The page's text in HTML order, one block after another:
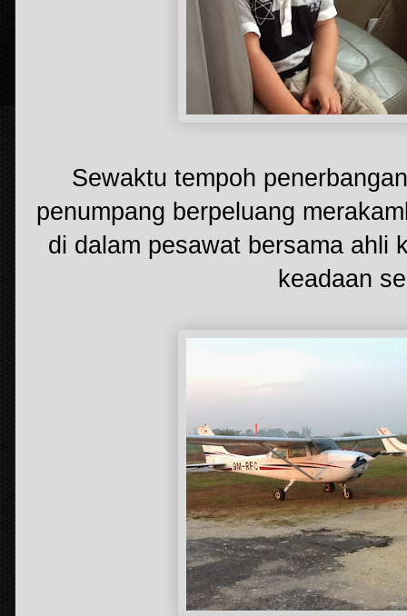
Sewaktu tempoh
penumpang berpeluang
di dalam pesawat bersama ahli
keadaan